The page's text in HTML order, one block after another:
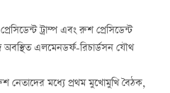
ট্রাম্প এবং রুশ প্রেসিডেন্ট
অবস্থিত এলমেনডর্ফ-রিচার্ডসন যৌথ
নেতাদের মধ্যে প্রথম মুখোমুখি বৈঠক,